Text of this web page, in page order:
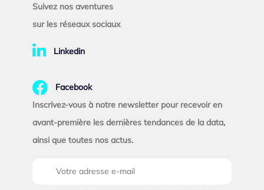
Suivez nos aventures
sur les réseaux sociaux
Linkedin
Facebook
Inscrivez-vous à notre newsletter pour recevoir en
avant-première les dernières tendances de la data,
ainsi que toutes nos actus.